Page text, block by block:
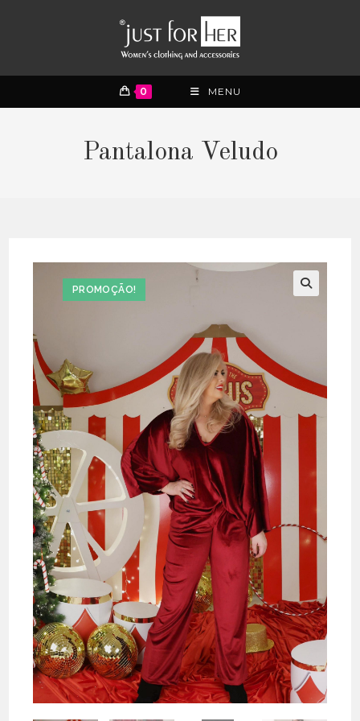
0 MENU
Pantalona Veludo
PROMOÇÃO!